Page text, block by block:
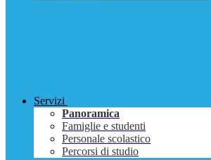
Servizi
Panoramica
Famiglie e studenti
Personale scolastico
Percorsi di studio